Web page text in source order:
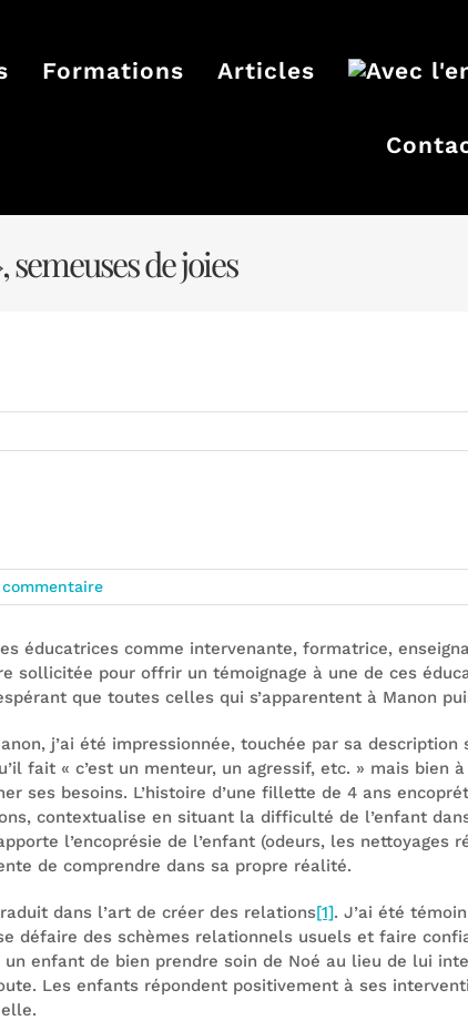
Formations Articles
semeuses de joies
éducatrices comme intervenante, formatrice,
sollicitée pour offrir un témoignage à une de ces
que toutes celles qui s’apparentent à Manon
j’ai été impressionnée, touchée par sa
fait « c’est un menteur, un agressif, etc. » mais
ses besoins. L’histoire d’une fillette de 4 ans
contextualise en situant la difficulté de l’enfant
l’encoprésie de l’enfant (odeurs, les nettoyages
de comprendre dans sa propre réalité.
dans l’art de créer des relations[1]. J’ai été
défaire des schèmes relationnels usuels et faire
enfant de bien prendre soin de Noé au lieu de lui
Les enfants répondent positivement à ses